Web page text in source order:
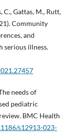
C., Gattas, M., Rutt,
Community
and
serious illness.
needs of
pediatric
BMC Health
s12913-023-